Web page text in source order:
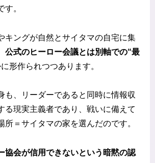
す。
キングが自然とサイタマの自宅に集
公式のヒーロー会議とは別軸での“最
形作られつつあります。
も、リーダーであると同時に情報収
る現実主義者であり、戦いに備えて
所＝サイタマの家を選んだのです。
協会が信用できないという暗黙の認